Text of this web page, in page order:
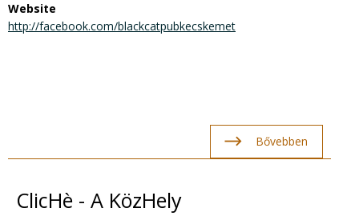
Website
http://facebook.com/blackcatpubkecskemet
Bővebben
ClicHè - A KözHely